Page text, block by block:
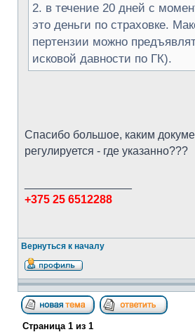
2. в течение 20 дней с
это деньги по страховке.
пертензии можно
исковой давности по ГК).
Спасибо большое, каким
регулируется - где указанно???
+375 25 6512288
Вернуться к началу
Страница 1 из 1